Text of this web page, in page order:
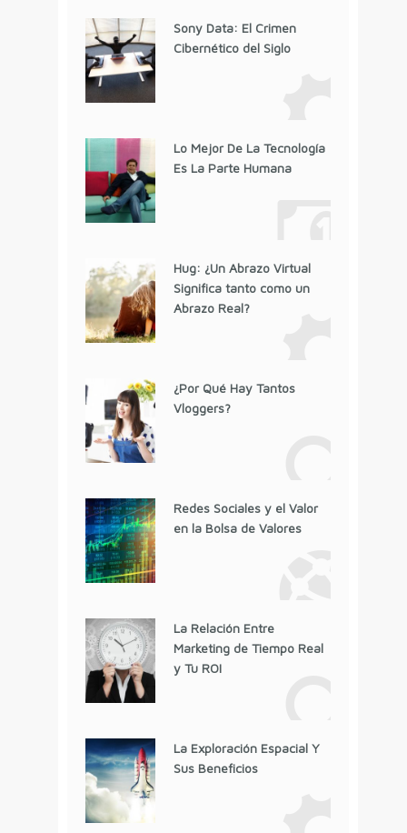
Sony Data: El Crimen
Cibernético del Siglo
Lo Mejor De La Tecnología
Es La Parte Humana
Hug: ¿Un Abrazo Virtual
Significa tanto como un
Abrazo Real?
¿Por Qué Hay Tantos
Vloggers?
Redes Sociales y el Valor
en la Bolsa de Valores
La Relación Entre
Marketing de Tiempo Real
y Tu ROI
La Exploración Espacial Y
Sus Beneficios